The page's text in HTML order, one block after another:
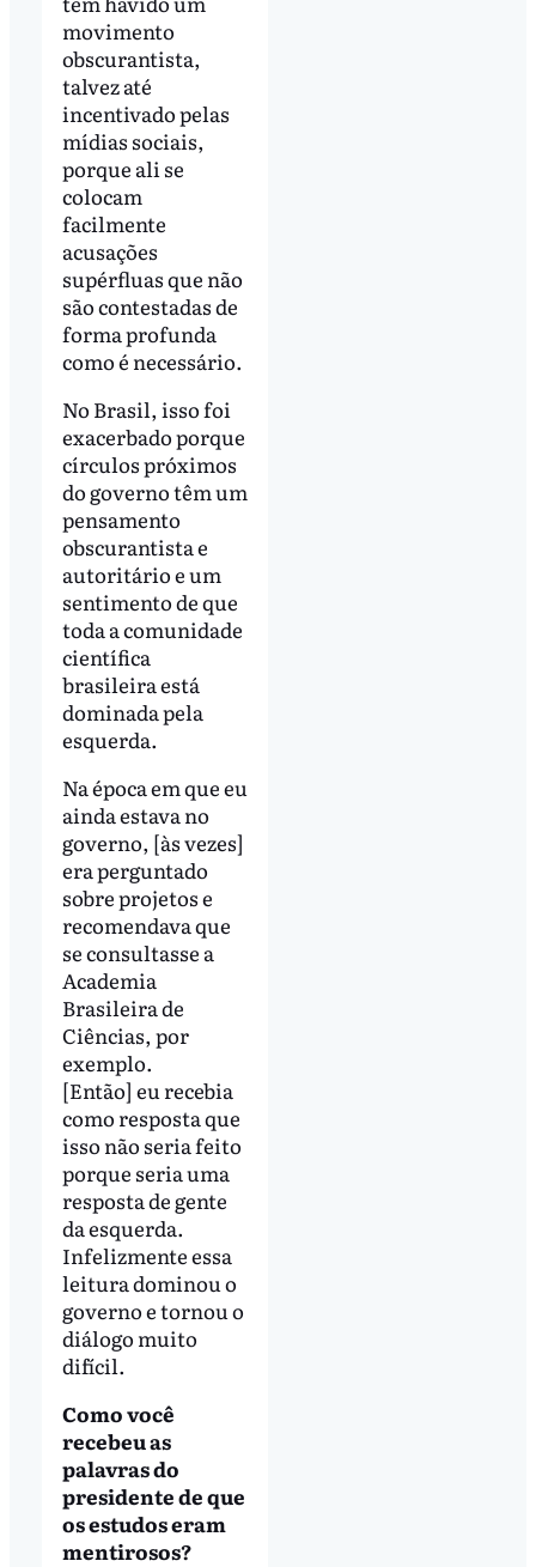
movimento
obscurantista,
talvez até
incentivado pelas
mídias sociais,
porque ali se
colocam
facilmente
acusações
supérfluas que não
são contestadas de
forma profunda
como é necessário.
No Brasil, isso foi
exacerbado porque
círculos próximos
do governo têm um
pensamento
obscurantista e
autoritário e um
sentimento de que
toda a comunidade
científica
brasileira está
dominada pela
esquerda.
Na época em que eu
ainda estava no
governo, [às vezes]
era perguntado
sobre projetos e
recomendava que
se consultasse a
Academia
Brasileira de
Ciências, por
exemplo.
[Então] eu recebia
como resposta que
isso não seria feito
porque seria uma
resposta de gente
da esquerda.
Infelizmente essa
leitura dominou o
governo e tornou o
diálogo muito
difícil.
Como você
recebeu as
palavras do
presidente de que
os estudos eram
mentirosos?